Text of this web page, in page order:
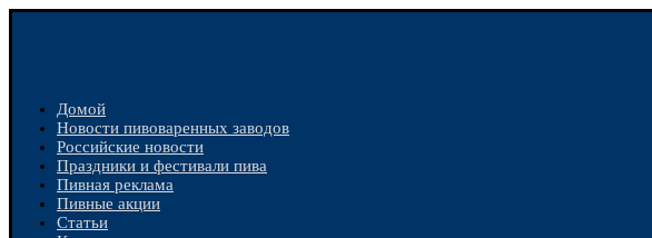
Домой
Новости пивоваренных заводов
Российские новости
Праздники и фестивали пива
Пивная реклама
Пивные акции
Статьи